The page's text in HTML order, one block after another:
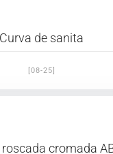
Curva de sanita
[08-25]
cromada